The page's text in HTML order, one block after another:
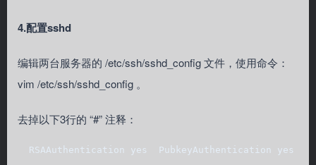
4.配置sshd
编辑两台服务器的 /etc/ssh/sshd_config 文件，使用命令：
vim /etc/ssh/sshd_config 。
去掉以下3行的 “#” 注释：
RSAAuthentication yes  PubkeyAuthentication yes